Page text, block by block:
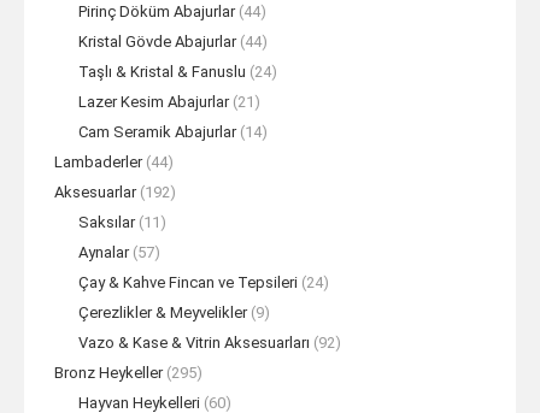
Pirinç Döküm Abajurlar (44)
Kristal Gövde Abajurlar (44)
Taşlı & Kristal & Fanuslu (24)
Lazer Kesim Abajurlar (21)
Cam Seramik Abajurlar (14)
Lambaderler (44)
Aksesuarlar (192)
Saksılar (11)
Aynalar (57)
Çay & Kahve Fincan ve Tepsileri (24)
Çerezlikler & Meyvelikler (9)
Vazo & Kase & Vitrin Aksesuarları (92)
Bronz Heykeller (295)
Hayvan Heykelleri (60)